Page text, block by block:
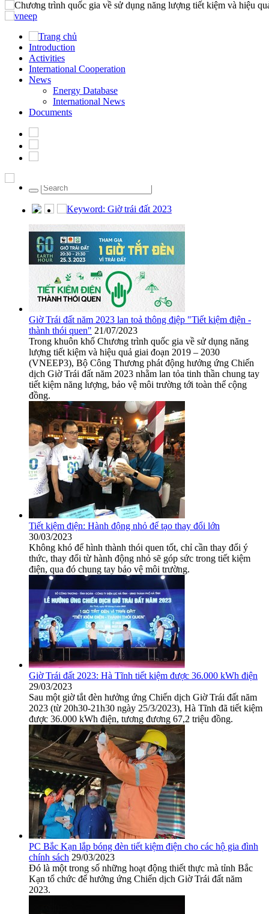
Introduction
Activities
International Cooperation
News
Documents
News
Energy Database
Introduction
Activities
International Cooperation
News
Energy Database
International News
Documents
Friday, 07/08/2026 | 03:55 GMT+7
024.22202358
Keyword: Giờ trái đất 2023
Giờ Trái đất năm 2023 lan toả thông điệp "Tiết kiệm điện -
thành thói quen" 21/07/2023
Trong khuôn khổ Chương trình quốc gia về sử dụng năng
lượng tiết kiệm và hiệu quả giai đoạn 2019 – 2030
(VNEEP3), Bộ Công Thương phát động hưởng ứng Chiến
dịch Giờ Trái đất năm 2023 nhằm lan tỏa tinh thần chung tay
tiết kiệm năng lượng, bảo vệ môi trường tới toàn thể cộng
đồng.
Tiết kiệm điện: Hành động nhỏ để tạo thay đổi lớn
30/03/2023
Không khó để hình thành thói quen tốt, chỉ cần thay đổi ý
thức, thay đổi từ hành động nhỏ sẽ góp sức trong tiết kiệm
điện, qua đó chung tay bảo vệ môi trường.
Giờ Trái đất 2023: Hà Tĩnh tiết kiệm được 36.000 kWh điện
29/03/2023
Sau một giờ tắt đèn hưởng ứng Chiến dịch Giờ Trái đất năm
2023 (từ 20h30-21h30 ngày 25/3/2023), Hà Tĩnh đã tiết kiệm
được 36.000 kWh điện, tương đương 67,2 triệu đồng.
PC Bắc Kạn lắp bóng đèn tiết kiệm điện cho các hộ gia đình
chính sách 29/03/2023
Đó là một trong số những hoạt động thiết thực mà tỉnh Bắc
Kạn tổ chức để hưởng ứng Chiến dịch Giờ Trái đất năm
2023.